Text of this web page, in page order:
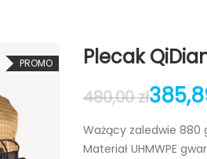
PROMO Plecak
480,00zł
Ważący zaledwie 880
Materiał UHMWPE